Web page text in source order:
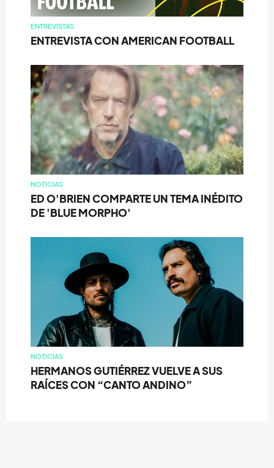
ENTREVISTAS
ENTREVISTA CON AMERICAN FOOTBALL
NOTICIAS
ED O'BRIEN COMPARTE UN TEMA INÉDITO
DE 'BLUE MORPHO'
NOTICIAS
HERMANOS GUTIÉRREZ VUELVE A SUS
RAÍCES CON “CANTO ANDINO”